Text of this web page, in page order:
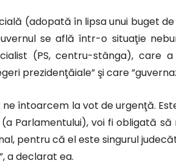
(adopată în lipsa unui buget
se află într-o situaţie
(PS, centru-stânga), care
prezidenţăiale” şi care
ne întoarcem la vot de urgenţă.
Parlamentului), voi fi obligată
pentru că el este singurul
a declarat ea.